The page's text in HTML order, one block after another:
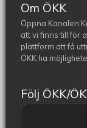
Om ÖKK
Öppna Kanalen
att vi finns till för
plattform att få
ÖKK ha
Följ ÖKK/